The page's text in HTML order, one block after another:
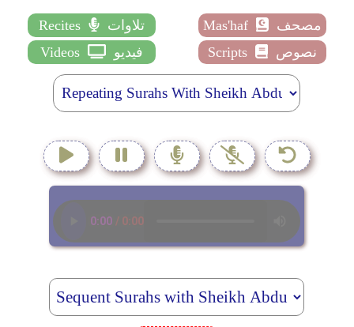
Recites تلاوات Mas'haf
مصحف
Videos
فيديو Scripts نصوص